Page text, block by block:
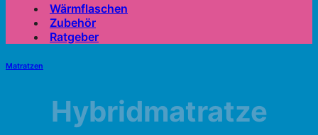
Wärmflaschen
Zubehör
Ratgeber
Matratzen
Hybridmatratze